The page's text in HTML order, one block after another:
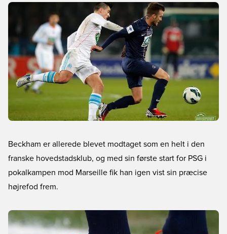
Beckham er allerede blevet modtaget som en helt i den
franske hovedstadsklub, og med sin første start for PSG i
pokalkampen mod Marseille fik han igen vist sin præcise
højrefod frem.